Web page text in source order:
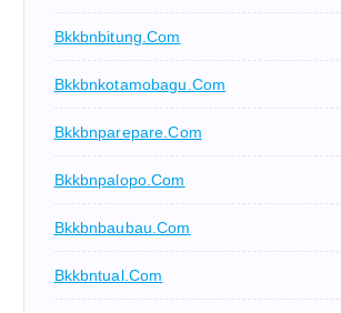
Bkkbnbitung.com
Bkkbnkotamobagu.com
Bkkbnparepare.com
Bkkbnpalopo.com
Bkkbnbaubau.com
Bkkbntual.com